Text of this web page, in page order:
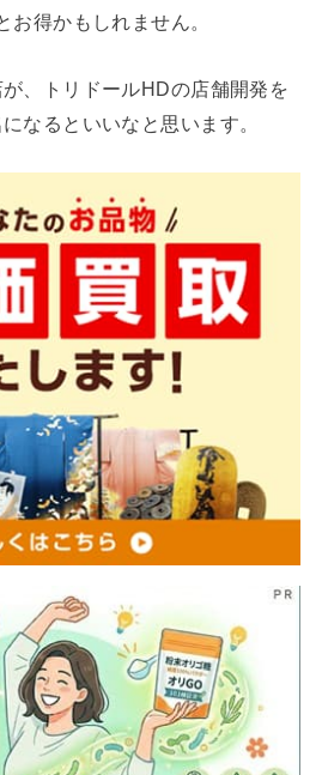
お得かもしれません。
、トリドールHDの店舗開発を
なるといいなと思います。